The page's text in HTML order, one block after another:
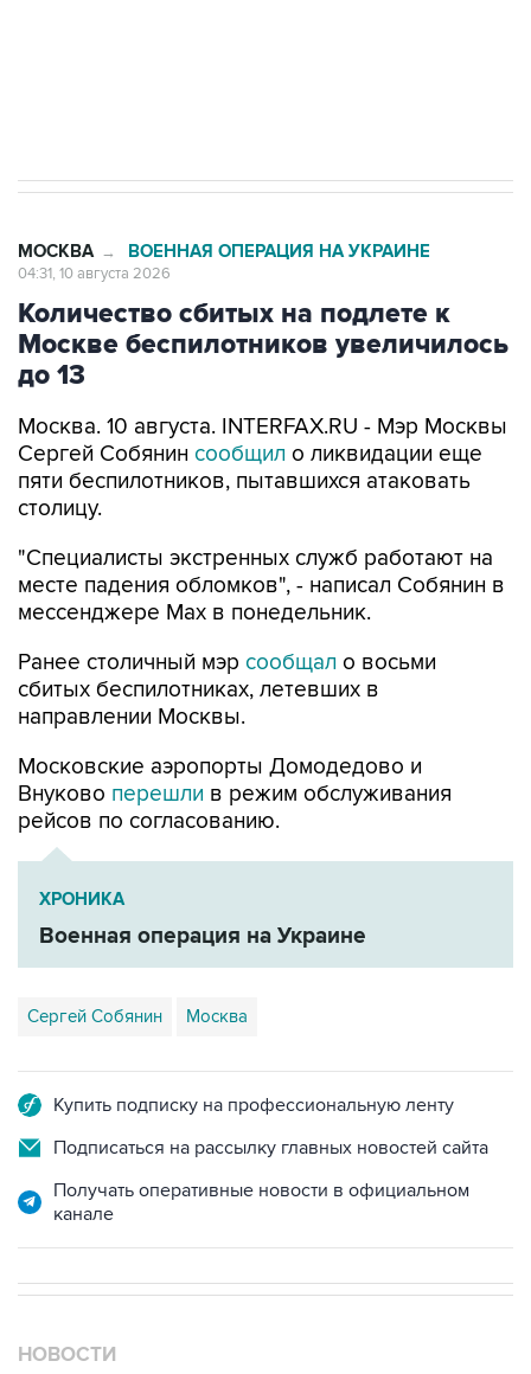
МОСКВА → ВОЕННАЯ ОПЕРАЦИЯ НА УКРАИНЕ
04:31, 10 августа 2026
Количество сбитых на подлете к
Москве беспилотников увеличилось
до 13
Москва. 10 августа. INTERFAX.RU - Мэр Москвы
Сергей Собянин сообщил о ликвидации еще
пяти беспилотников, пытавшихся атаковать
столицу.
"Специалисты экстренных служб работают на
месте падения обломков", - написал Собянин в
мессенджере Max в понедельник.
Ранее столичный мэр сообщал о восьми
сбитых беспилотниках, летевших в
направлении Москвы.
Московские аэропорты Домодедово и
Внуково перешли в режим обслуживания
рейсов по согласованию.
ХРОНИКА
Военная операция на Украине
Сергей Собянин Москва
Купить подписку на профессиональную ленту
Подписаться на рассылку главных новостей сайта
Получать оперативные новости в официальном
канале
НОВОСТИ